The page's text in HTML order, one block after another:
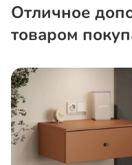
Отличное
товаром